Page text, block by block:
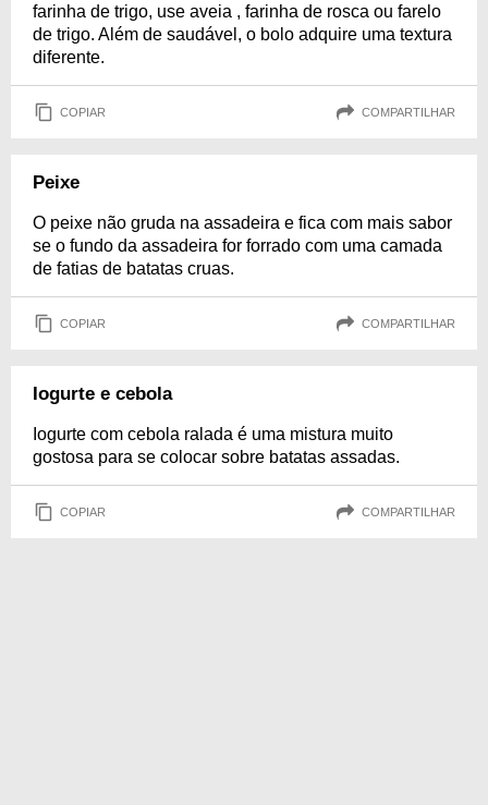
farinha de trigo, use aveia , farinha de rosca ou farelo
de trigo. Além de saudável, o bolo adquire uma textura
diferente.
COPIAR COMPARTILHAR
Peixe
O peixe não gruda na assadeira e fica com mais sabor
se o fundo da assadeira for forrado com uma camada
de fatias de batatas cruas.
COPIAR COMPARTILHAR
Iogurte e cebola
Iogurte com cebola ralada é uma mistura muito
gostosa para se colocar sobre batatas assadas.
COPIAR COMPARTILHAR